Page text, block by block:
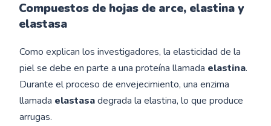
Compuestos de hojas de arce, elastina y
elastasa
Como explican los investigadores, la elasticidad de la
piel se debe en parte a una proteína llamada elastina.
Durante el proceso de envejecimiento, una enzima
llamada elastasadegrada la elastina, lo que produce
arrugas.